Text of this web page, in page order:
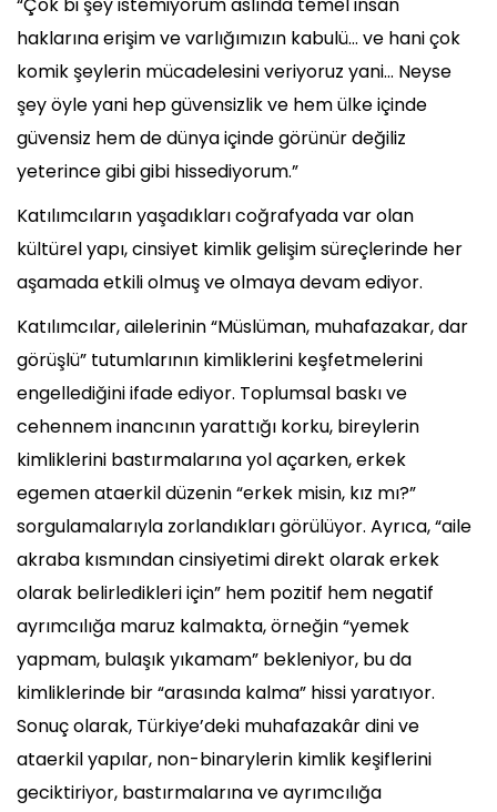
“Çok bi şey istemiyorum aslında temel insan
haklarına erişim ve varlığımızın kabulü… ve hani çok
komik şeylerin mücadelesini veriyoruz yani… Neyse
şey öyle yani hep güvensizlik ve hem ülke içinde
güvensiz hem de dünya içinde görünür değiliz
yeterince gibi gibi hissediyorum.”
Katılımcıların yaşadıkları coğrafyada var olan
kültürel yapı, cinsiyet kimlik gelişim süreçlerinde her
aşamada etkili olmuş ve olmaya devam ediyor.
Katılımcılar, ailelerinin “Müslüman, muhafazakar, dar
görüşlü” tutumlarının kimliklerini keşfetmelerini
engellediğini ifade ediyor. Toplumsal baskı ve
cehennem inancının yarattığı korku, bireylerin
kimliklerini bastırmalarına yol açarken, erkek
egemen ataerkil düzenin “erkek misin, kız mı?”
sorgulamalarıyla zorlandıkları görülüyor. Ayrıca, “aile
akraba kısmından cinsiyetimi direkt olarak erkek
olarak belirledikleri için” hem pozitif hem negatif
ayrımcılığa maruz kalmakta, örneğin “yemek
yapmam, bulaşık yıkamam” bekleniyor, bu da
kimliklerinde bir “arasında kalma” hissi yaratıyor.
Sonuç olarak, Türkiye’deki muhafazakâr dini ve
ataerkil yapılar, non-binarylerin kimlik keşiflerini
geciktiriyor, bastırmalarına ve ayrımcılığa